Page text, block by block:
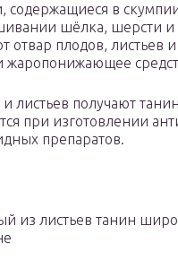
содержащиеся в
шёлка, шерсти
отвар плодов, листьев
жаропонижающее
листьев получают
при изготовлении
препаратов.
из листьев танин